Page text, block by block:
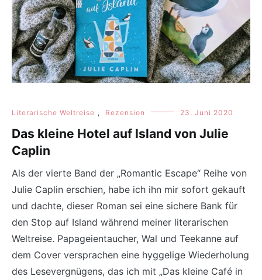
Literarische Weltreise , Rezension 23. Juni 2020
Das kleine Hotel auf Island von Julie
Caplin
Als der vierte Band der „Romantic Escape“ Reihe von
Julie Caplin erschien, habe ich ihn mir sofort gekauft
und dachte, dieser Roman sei eine sichere Bank für
den Stop auf Island während meiner literarischen
Weltreise. Papageientaucher, Wal und Teekanne auf
dem Cover versprachen eine hyggelige Wiederholung
des Lesevergnügens, das ich mit „Das kleine Café in